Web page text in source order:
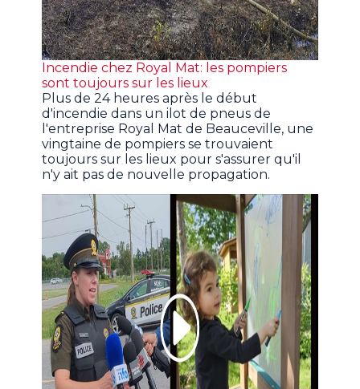
Incendie chez Royal Mat: les pompiers
sont toujours sur les lieux
Plus de 24 heures après le début
d'incendie dans un ilot de pneus de
l'entreprise Royal Mat de Beauceville, une
vingtaine de pompiers se trouvaient
toujours sur les lieux pour s'assurer qu'il
n'y ait pas de nouvelle propagation.